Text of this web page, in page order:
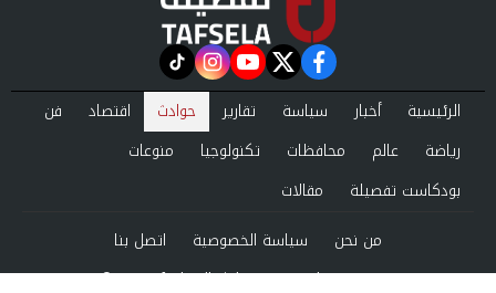
facebook
twitter
youtube
instagram
tiktok
الرئيسية أخبار سياسة تقارير حوادث اقتصاد
فن
رياضة
عالم محافظات تكنولوجيا
منوعات
بودكاست تفصيلة
مقالات
من نحن
سياسة الخصوصية اتصل بنا
©2024 tafsela All Rights Reserved.